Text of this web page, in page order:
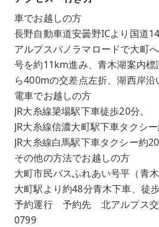
車でお越しの方
長野自動車道安曇野ICより国道
アルプスパノラマロードで大町
号を約11km進み、青木湖案内
ら400mの交差点左折、湖西岸
電車でお越しの方
JR大糸線簗場駅下車徒歩20分。
JR大糸線信濃大町駅下車タクシー
JR大糸線白馬駅下車タクシー約20
その他の方法でお越しの方
大町市民バスふれあい号平（青
大町駅より約48分青木下車、徒
予約運行 予約先 北アルプス交
0799